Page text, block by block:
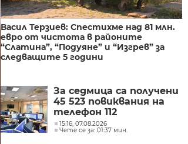
Васил Терзиев: Спестихме над 81 млн.
евро от чистота в районите
“Слатина”, “Подуяне” и “Изгрев” за
следващите 5 години
За седмица са получени
45 523 повиквания на
телефон 112
15:16, 07.08.2026
Чете се за: 01:37 мин.